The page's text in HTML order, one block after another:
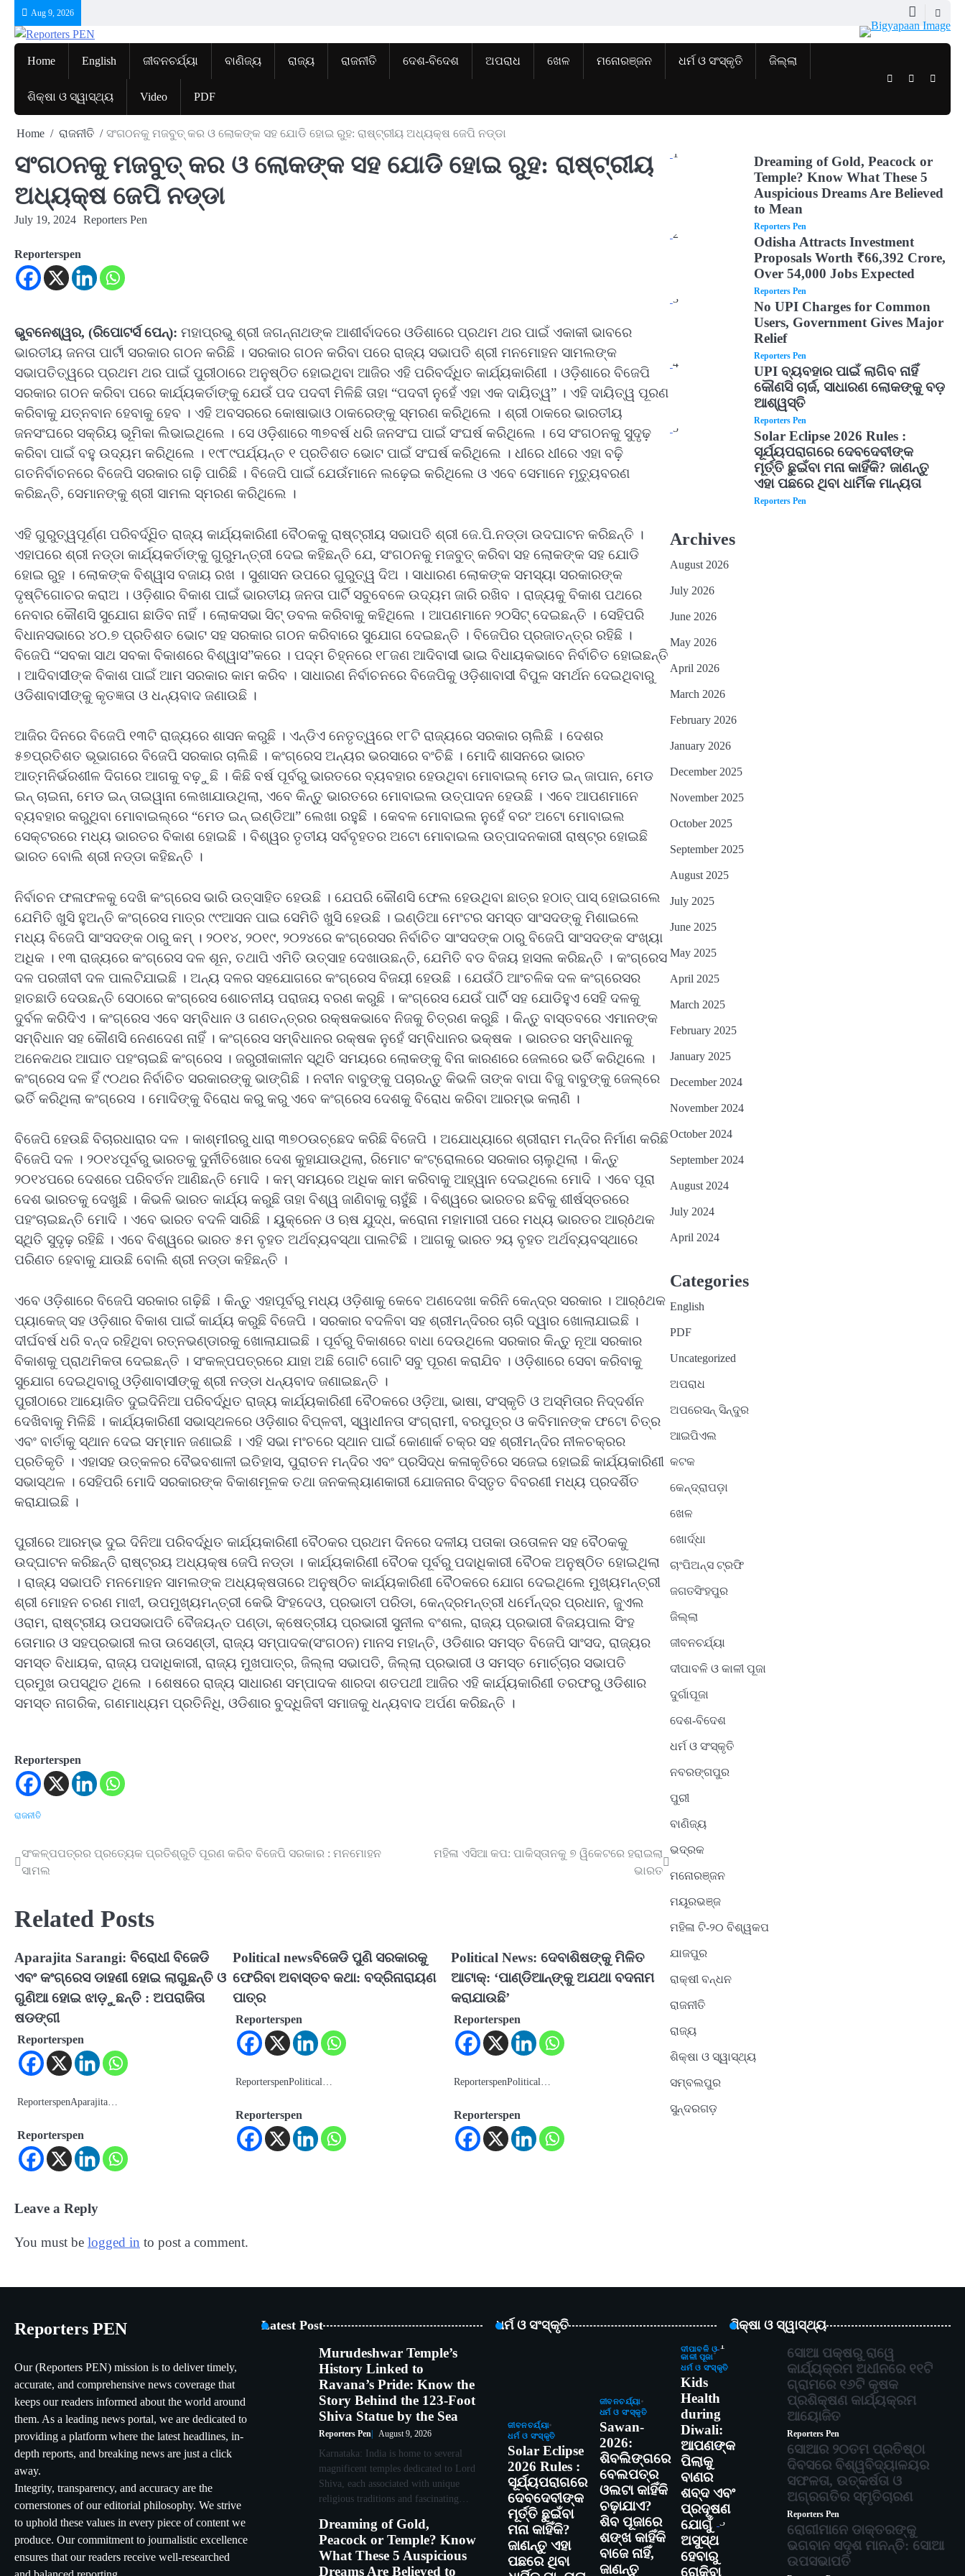
content
Aug 9, 2026
Home English ଜୀବନଚର୍ଯ୍ୟା ବାଣିଜ୍ୟ ରାଜ୍ୟ ରାଜନୀତି ଦେଶ-ବିଦେଶ ଅପରାଧ ଖେଳ ମନୋରଞ୍ଜନ ଧର୍ମ ଓ ସଂସ୍କୃତି ଜିଲ୍ଲା
ଶିକ୍ଷା ଓ ସ୍ୱାସ୍ଥ୍ୟ Video PDF
TwitterFacebook
Home ରାଜନୀତି ସଂଗଠନକୁ ମଜବୁତ୍ କର ଓ ଲୋକଙ୍କ ସହ ଯୋଡି ହୋଇ ରୁହ: ରାଷ୍ଟ୍ରୀୟ ଅଧ୍ୟକ୍ଷ ଜେପି ନଡ୍ଡା
ସଂଗଠନକୁ ମଜବୁତ୍ କର ଓ ଲୋକଙ୍କ ସହ ଯୋଡି ହୋଇ ରୁହ: ରାଷ୍ଟ୍ରୀୟ
ଅଧ୍ୟକ୍ଷ ଜେପି ନଡ୍ଡା
July 19, 2024 Reporters Pen
Reporterspen
ଭୁବନେଶ୍ୱର, (ରିପୋଟର୍ସ ପେନ୍‌): ମହାପ୍ରଭୁ ଶ୍ରୀ ଜଗନ୍ନାଥଙ୍କ ଆଶୀର୍ବାଦରେ ଓଡିଶାରେ ପ୍ରଥମ ଥର ପାଇଁ ଏକାକୀ ଭାବରେ
ଭାରତୀୟ ଜନତା ପାର୍ଟୀ ସରକାର ଗଠନ କରିଛି । ସରକାର ଗଠନ କରିବା ପରେ ରାଜ୍ୟ ସଭାପତି ଶ୍ରୀ ମନମୋହନ ସାମଲଙ୍କ
ସଭାପତିତ୍ୱରେ ପ୍ରଥମ ଥର ପାଇଁ ପୁରୀଠାରେ ଅନୁଷ୍ଠିତ ହୋଇଥିବା ଆଜିର ଏହି ପରିବର୍ଦ୍ଧିତ କାର୍ଯ୍ୟକାରିଣୀ । ଓଡ଼ିଶାରେ ବିଜେପି
ସରକାର ଗଠନ କରିବା ପରେ କାର୍ଯ୍ୟକର୍ତାଙ୍କୁ ଯେଉଁ ପଦ ପଦବୀ ମିଳିଛି ତାହା “ପଦବୀ ନୁହେଁ ଏହା ଏକ ଦାୟିତ୍ୱ” । ଏହି ଦାୟିତ୍ୱ ପୂରଣ
କରିବାକୁ ଯତ୍ନବାନ ହେବାକୁ ହେବ । ଏହି ଅବସରରେ କୋଷାଭାଓ ଠାକରେଙ୍କୁ ସ୍ମରଣ କରିଥିଲେ । ଶ୍ରୀ ଠାକରେ ଭାରତୀୟ
ଜନସଂଘରେ ସକ୍ରିୟ ଭୂମିକା ଲିଭାଇଥିଲେ । ସେ ଓଡ଼ିଶାରେ ୩୭ବର୍ଷ ଧରି ଜନସଂଘ ପାଇଁ ସଂଘର୍ଷ କରିଥିଲେ । ସେ ସଂଗଠନକୁ ସୁଦୃଢ଼
କରିବା ପାଇଁ ବହୁ ଉଦ୍ୟମ କରିଥିଲେ । ୧୯୮୯ପର୍ଯ୍ୟନ୍ତ ୧ ପ୍ରତିଶତ ଭୋଟ ପାଇଁ ସଂଘର୍ଷ କରିଥିଲେ । ଧୀରେ ଧୀରେ ଏହା ବଢ଼ି
ଗତନିର୍ବାଚନରେ ବିଜେପି ସରକାର ଗଢ଼ି ପାରିଛି । ବିଜେପି ପାଇଁ ଯେଉଁମାନେ ଲଢ଼େଇ କରିଥିଲେ ଓ ଏବେ ସେମାନେ ମୃତ୍ୟୁବରଣ
କରିଛନ୍ତି, ସେମାନଙ୍କୁ ଶ୍ରୀ ସାମଲ ସ୍ମରଣ କରିଥିଲେ ।
ଏହି ଗୁରୁତ୍ୱପୂର୍ଣ୍ଣ ପରିବର୍ଦ୍ଧିିତ ରାଜ୍ୟ କାର୍ଯ୍ୟକାରିଣୀ ବୈଠକକୁ ରାଷ୍ଟ୍ରୀୟ ସଭାପତି ଶ୍ରୀ ଜେ.ପି.ନଡ୍ଡା ଉଦଘାଟନ କରିଛନ୍ତି ।
ଏହାପରେ ଶ୍ରୀ ନଡ୍ଡା କାର୍ଯ୍ୟକର୍ତାଙ୍କୁ ଗୁରୁମନ୍ତ୍ରୀ ଦେଇ କହିଛନ୍ତି ଯେ, ସଂଗଠନକୁ ମଜବୁତ୍ କରିବା ସହ ଲୋକଙ୍କ ସହ ଯୋଡି
ହୋଇ ରୁହ । ଲୋକଙ୍କ ବିଶ୍ୱାସ ବଜାୟ ରଖ । ସୁଶାସନ ଉପରେ ଗୁରୁତ୍ୱ ଦିଅ । ସାଧାରଣ ଲୋକଙ୍କ ସମସ୍ୟା ସରକାରଙ୍କ
ଦୃଷ୍ଟିଗୋଚର କରାଅ । ଓଡ଼ିଶାର ବିକାଶ ପାଇଁ ଭାରତୀୟ ଜନତା ପାର୍ଟି ସବୁବେଳେ ଉଦ୍ୟମ ଜାରି ରଖିବ । ରାଜ୍ୟକୁ ବିକାଶ ପଥରେ
ନେବାର କୌଣସି ସୁଯୋଗ ଛାଡିବ ନାହିଁ । ଲୋକସଭା ସିଟ୍ ଡବଲ କରିବାକୁ କହିଥିଲେ । ଆପଣମାନେ ୨୦ସିଟ୍ ଦେଇଛନ୍ତି । ସେହିପରି
ବିଧାନସଭାରେ ୪୦.୭ ପ୍ରତିଶତ ଭୋଟ ସହ ସରକାର ଗଠନ କରିବାରେ ସୁଯୋଗ ଦେଇଛନ୍ତି । ବିଜେପିର ପ୍ରଜାତନ୍ତ୍ର ରହିଛି ।
ବିଜେପି “ସବକା ସାଥ ସବକା ବିକାଶରେ ବିଶ୍ୱାସ”କରେ । ପଦ୍ମ ଚିହ୍ନରେ ୧୮ଜଣ ଆଦିବାସୀ ଭାଇ ବିଧାୟକଭାବେ ନିର୍ବାଚିତ ହୋଇଛନ୍ତି
। ଆଦିବାସୀଙ୍କ ବିକାଶ ପାଇଁ ଆମ ସରକାର କାମ କରିବ । ସାଧାରଣ ନିର୍ବାଚନରେ ବିଜେପିକୁ ଓଡ଼ିଶାବାସୀ ବିପୁଳ ସମର୍ଥନ ଦେଇଥିବାରୁ
ଓଡିଶାବାସୀଙ୍କୁ କୃତଜ୍ଞତା ଓ ଧନ୍ୟବାଦ ଜଣାଉଛି ।
ଆଜିର ଦିନରେ ବିଜେପି ୧୩ଟି ରାଜ୍ୟରେ ଶାସନ କରୁଛି । ଏନ୍‌ଡିଏ ନେତୃତ୍ୱରେ ୧୮ଟି ରାଜ୍ୟରେ ସରକାର ଚାଲିଛି । ଦେଶର
୫୭ପ୍ରତିଶତ ଭୂଭାଗରେ ବିଜେପି ସରକାର ଚାଲିଛି । କଂଗ୍ରେସ ଅନ୍ୟର ଭରସାରେ ବଂଚିଛି । ମୋଦି ଶାସନରେ ଭାରତ
ଆତ୍ମନିର୍ଭରଶୀଳ ଦିଗରେ ଆଗକୁ ବଢ଼ୁଛି । କିଛି ବର୍ଷ ପୂର୍ବରୁ ଭାରତରେ ବ୍ୟବହାର ହେଉଥିବା ମୋବାଇଲ୍ ମେଡ ଇନ୍ ଜାପାନ, ମେଡ
ଇନ୍ ଚାଇନା, ମେଡ ଇନ୍ ତାଇୱାନା ଲେଖାଯାଉଥିଲା, ଏବେ କିନ୍ତୁ ଭାରତରେ ମୋବାଇଲ ଉତ୍ପାଦନ ହେଉଛି । ଏବେ ଆପଣମାନେ
ବ୍ୟବହାର କରୁଥିବା ମୋବାଇଲ୍‌ରେ “ମେଡ ଇନ୍ ଇଣ୍ଡିଆ” ଲେଖା ରହୁଛି । କେବଳ ମୋବାଇଲ ନୁହେଁ ବରଂ ଅଟୋ ମୋବାଇଲ
ସେକ୍ଟରରେ ମଧ୍ୟ ଭାରତର ବିକାଶ ହୋଇଛି । ବିଶ୍ୱର ତୃତୀୟ ସର୍ବବୃହତର ଅଟୋ ମୋବାଇଲ ଉତ୍ପାଦନକାରୀ ରାଷ୍ଟ୍ର ହୋଇଛି
ଭାରତ ବୋଲି ଶ୍ରୀ ନଡ୍ଡା କହିଛନ୍ତି ।
ନିର୍ବାଚନ ଫଳାଫଳକୁ ଦେଖି କଂଗ୍ରେସ ଭାରି ଉତ୍ସାହିତ ହେଉଛି । ଯେପରି କୌଣସି ଫେଲ ହେଉଥିବା ଛାତ୍ର ହଠାତ୍ ପାସ୍ ହୋଇଗଲେ
ଯେମିତି ଖୁସି ହୁଅନ୍ତି କଂଗ୍ରେସ ମାତ୍ର ୯୯ଆସନ ପାଇ ସେମିତି ଖୁସି ହେଉଛି । ଇଣ୍ଡିଆ ମେଂଟର ସମସ୍ତ ସାଂସଦଙ୍କୁ ମିଶାଇଲେ
ମଧ୍ୟ ବିଜେପି ସାଂସଦଙ୍କ ଠାରୁ କମ୍ । ୨୦୧୪, ୨୦୧୯, ୨୦୨୪ରେ କଂଗ୍ରେସର ନିର୍ବାଚିତ ସାଂସଦଙ୍କ ଠାରୁ ବିଜେପି ସାଂସଦଙ୍କ ସଂଖ୍ୟା
ଅଧିକ । ୧୩ ରାଜ୍ୟରେ କଂଗ୍ରେସ ଦଳ ଶୂନ, ତଥାପି ଏମିତି ଉତ୍ସାହ ଦେଖାଉଛନ୍ତି, ଯେମିତି ବଡ ବିଜୟ ହାସଲ କରିଛନ୍ତି । କଂଗ୍ରେସ
ଦଳ ପରଜୀବୀ ଦଳ ପାଲଟିଯାଇଛି । ଅନ୍ୟ ଦଳର ସହଯୋଗରେ କଂଗ୍ରେସ ବିଜୟୀ ହେଉଛି । ଯେଉଁଠି ଆଂଚଳିକ ଦଳ କଂଗ୍ରେସର
ହାତଛାଡି ଦେଉଛନ୍ତି ସେଠାରେ କଂଗ୍ରେସ ଶୋଚନୀୟ ପରାଜୟ ବରଣ କରୁଛି । କଂଗ୍ରେସ ଯେଉଁ ପାର୍ଟି ସହ ଯୋଡିହୁଏ ସେହି ଦଳକୁ
ଦୁର୍ବଳ କରିଦିଏ । କଂଗ୍ରେସ ଏବେ ସମ୍ବିଧାନ ଓ ଗଣତନ୍ତ୍ରର ରକ୍ଷକଭାବେ ନିଜକୁ ଚିତ୍ରଣ କରୁଛି । କିନ୍ତୁ ବାସ୍ତବରେ ଏମାନଙ୍କ
ସମ୍ବିଧାନ ସହ କୌଣସି ନେଣଦେଣ ନାହିଁ । କଂଗ୍ରେସ ସମ୍ବିଧାନର ରକ୍ଷକ ନୁହେଁ ସମ୍ବିଧାନର ଭକ୍ଷକ । ଭାରତର ସମ୍ବିଧାନକୁ
ଅନେକଥର ଆଘାତ ପହଂଚାଇଛି କଂଗ୍ରେସ । ଜରୁରୀକାଳୀନ ସ୍ଥିତି ସମୟରେ ଲୋକଙ୍କୁ ବିନା କାରଣରେ ଜେଲରେ ଭର୍ତି କରିଥିଲେ ।
କଂଗ୍ରେସ ଦଳ ହିଁ ୯୦ଥର ନିର୍ବାଚିତ ସରକାରଙ୍କୁ ଭାଙ୍ଗିଛି । ନବୀନ ବାବୁଙ୍କୁ ପଚାରନ୍ତୁ କିଭଳି ତାଙ୍କ ବାପା ବିଜୁ ବାବୁଙ୍କୁ ଜେଲ୍‌ରେ
ଭର୍ତି କରିଥିଲା କଂଗ୍ରେସ । ମୋଦିଙ୍କୁ ବିରୋଧ କରୁ କରୁ ଏବେ କଂଗ୍ରେସ ଦେଶକୁ ବିରୋଧ କରିବା ଆରମ୍ଭ କଲାଣି ।
ବିଜେପି ହେଉଛି ବିଚାରଧାରାର ଦଳ । କାଶ୍ମୀରରୁ ଧାରା ୩୭୦ଉଚ୍ଛେଦ କରିଛି ବିଜେପି । ଅଯୋଧ୍ୟାରେ ଶ୍ରୀରାମ ମନ୍ଦିର ନିର୍ମାଣ କରିଛି
ବିଜେପି ଦଳ । ୨୦୧୪ପୂର୍ବରୁ ଭାରତକୁ ଦୁର୍ନୀତିଖୋର ଦେଶ କୁହାଯାଉଥିଲା, ରିମୋଟ କଂଟ୍ରୋଲରେ ସରକାର ଚାଲୁଥିଲା । କିନ୍ତୁ
୨୦୧୪ପରେ ଦେଶରେ ପରିବର୍ତନ ଆଣିଛନ୍ତି ମୋଦି । କମ୍ ସମୟରେ ଅଧିକ କାମ କରିବାକୁ ଆହ୍ୱାନ ଦେଇଥିଲେ ମୋଦି । ଏବେ ପୂରା
ଦେଶ ଭାରତକୁ ଦେଖୁଛି । କିଭଳି ଭାରତ କାର୍ଯ୍ୟ କରୁଛି ତାହା ବିଶ୍ୱ ଜାଣିବାକୁ ଚାହୁଁଛି । ବିଶ୍ୱରେ ଭାରତର ଛବିକୁ ଶୀର୍ଷସ୍ତରରେ
ପହଂଚାଇଛନ୍ତି ମୋଦି । ଏବେ ଭାରତ ବଦଳି ସାରିଛି । ୟୁକ୍ରେନ ଓ ଋଷ ଯୁଦ୍ଧ, କରୋନା ମହାମାରୀ ପରେ ମଧ୍ୟ ଭାରତର ଆର୍ôଥକ
ସ୍ଥିତି ସୁଦୃଢ଼ ରହିଛି । ଏବେ ବିଶ୍ୱରେ ଭାରତ ୫ମ ବୃହତ ଅର୍ଥବ୍ୟବସ୍ଥା ପାଲଟିଛି । ଆଗକୁ ଭାରତ ୨ୟ ବୃହତ ଅର୍ଥବ୍ୟବସ୍ଥାରେ
ପରିଣତ ହେବାକୁ ଯାଉଛି ବୋଲି ଶ୍ରୀ ନଡ୍ଡା କହିଛନ୍ତି ।
ଏବେ ଓଡ଼ିଶାରେ ବିଜେପି ସରକାର ଗଢ଼ିଛି । କିନ୍ତୁ ଏହାପୂର୍ବରୁ ମଧ୍ୟ ଓଡ଼ିଶାକୁ କେବେ ଅଣଦେଖା କରିନି କେନ୍ଦ୍ର ସରକାର । ଆର୍ôଥକ
ପ୍ୟାକେଜ୍ ସହ ଓଡ଼ିଶାର ବିକାଶ ପାଇଁ କାର୍ଯ୍ୟ କରୁଛି ବିଜେପି । ସରକାର ବଦଳିବା ସହ ଶ୍ରୀମନ୍ଦିରର ଚାରି ଦ୍ୱାର ଖୋଲାଯାଇଛି ।
ଦୀର୍ଘବର୍ଷ ଧରି ବନ୍ଦ ରହିଥିବା ରତ୍ନଭଣ୍ଡାରକୁ ଖୋଲାଯାଇଛି । ପୂର୍ବରୁ ବିକାଶରେ ବାଧା ଦେଉଥିଲେ ସରକାର କିନ୍ତୁ ନୂଆ ସରକାର
ବିକାଶକୁ ପ୍ରାଥମିକତା ଦେଇଛନ୍ତି । ସଂକଳ୍ପପତ୍ରରେ ଯାହା ଅଛି ଗୋଟି ଗୋଟି ସବୁ ପୂରଣ କରାଯିବ । ଓଡ଼ିଶାରେ ସେବା କରିବାକୁ
ସୁଯୋଗ ଦେଇଥିବାରୁ ଓଡ଼ିଶାବାସୀଙ୍କୁ ଶ୍ରୀ ନଡ୍ଡା ଧନ୍ୟବାଦ ଜଣାଇଛନ୍ତି ।
ପୁରୀଠାରେ ଆୟୋଜିତ ଦୁଇଦିନିଆ ପରିବର୍ଦ୍ଧିତ ରାଜ୍ୟ କାର୍ଯ୍ୟକାରିଣୀ ବୈଠକରେ ଓଡ଼ିଆ, ଭାଷା, ସଂସ୍କୃତି ଓ ଅସ୍ମିତାର ନିଦ୍ଦର୍ଶନ
ଦେଖିବାକୁ ମିଳିଛି । କାର୍ଯ୍ୟକାରିଣୀ ସଭାସ୍ଥଳରେ ଓଡ଼ିଶାର ବିପ୍ଳବୀ, ସ୍ୱାଧୀନତା ସଂଗ୍ରାମୀ, ବରପୁତ୍ର ଓ କବିମାନଙ୍କ ଫଟୋ ଚିତ୍ର
ଏବଂ ବାର୍ତାକୁ ସ୍ଥାନ ଦେଇ ସମ୍ମାନ ଜଣାଇଛି । ଏହି ସଭା ମଂଚରେ ସ୍ଥାନ ପାଇଁ କୋଣାର୍କ ଚକ୍ର ସହ ଶ୍ରୀମନ୍ଦିର ନୀଳଚକ୍ରର
ପ୍ରତିକୃତି । ଏହାସହ ଉତ୍କଳର ବୈଭବଶାଳୀ ଇତିହାସ, ପୁରାତନ ମନ୍ଦିର ଏବଂ ପ୍ରସିଦ୍ଧ କଳାକୃତିରେ ସଜେଇ ହୋଇଛି କାର୍ଯ୍ୟକାରିଣୀ
ସଭାସ୍ଥଳ । ସେହିପରି ମୋଦି ସରକାରଙ୍କ ବିକାଶମୂଳକ ତଥା ଜନକଲ୍ୟାଣକାରୀ ଯୋଜନାର ବିସ୍ତୃତ ବିବରଣୀ ମଧ୍ୟ ପ୍ରଦର୍ଶିତ
କରାଯାଇଛି ।
ପୁରୀରେ ଆରମ୍ଭ ଦୁଇ ଦିନିଆ ପରିବର୍ଦ୍ଧିତ କାର୍ଯ୍ୟକାରିଣୀ ବୈଠକର ପ୍ରଥମ ଦିନରେ ଦଳୀୟ ପତାକା ଉତୋଳନ ସହ ବୈଠକକୁ
ଉଦ୍‌ଘାଟନ କରିଛନ୍ତି ରାଷ୍ଟ୍ରୟ ଅଧ୍ୟକ୍ଷ ଜେପି ନଡ୍ଡା । କାର୍ଯ୍ୟକାରିଣୀ ବୈଠକ ପୂର୍ବରୁ ପଦାଧିକାରୀ ବୈଠକ ଅନୁଷ୍ଠିତ ହୋଇଥିଲା
। ରାଜ୍ୟ ସଭାପତି ମନମୋହନ ସାମଲଙ୍କ ଅଧ୍ୟକ୍ଷତାରେ ଅନୁଷ୍ଠିତ କାର୍ଯ୍ୟକାରିଣୀ ବୈଠକରେ ଯୋଗ ଦେଇଥିଲେ ମୁଖ୍ୟମନ୍ତ୍ରୀ
ଶ୍ରୀ ମୋହନ ଚରଣ ମାଝୀ, ଉପମୁଖ୍ୟମନ୍ତ୍ରୀ କେଭି ସିଂହଦେଓ, ପ୍ରଭାତୀ ପରିଡା, କେନ୍ଦ୍ରମନ୍ତ୍ରୀ ଧର୍ମେନ୍ଦ୍ର ପ୍ରଧାନ, ଜୁଏଲ
ଓରାମ, ରାଷ୍ଟ୍ରୀୟ ଉପସଭାପତି ବୈଜୟନ୍ତ ପଣ୍ଡା, କ୍ଷେତ୍ରୀୟ ପ୍ରଭାରୀ ସୁନୀଲ ବଂଶଲ, ରାଜ୍ୟ ପ୍ରଭାରୀ ବିଜୟପାଲ ସିଂହ
ତୋମାର ଓ ସହପ୍ରଭାରୀ ଲତା ଉସେଣ୍ଡୀ, ରାଜ୍ୟ ସମ୍ପାଦକ(ସଂଗଠନ) ମାନସ ମହାନ୍ତି, ଓଡିଶାର ସମସ୍ତ ବିଜେପି ସାଂସଦ, ରାଜ୍ୟର
ସମସ୍ତ ବିଧାୟକ, ରାଜ୍ୟ ପଦାଧିକାରୀ, ରାଜ୍ୟ ମୁଖପାତ୍ର, ଜିଲ୍ଲା ସଭାପତି, ଜିଲ୍ଲା ପ୍ରଭାରୀ ଓ ସମସ୍ତ ମୋର୍ଚ୍ଚାର ସଭାପତି
ପ୍ରମୁଖ ଉପସ୍ଥିତ ଥିଲେ । ଶେଷରେ ରାଜ୍ୟ ସାଧାରଣ ସମ୍ପାଦକ ଶାରଦା ଶତପଥୀ ଆଜିର ଏହି କାର୍ଯ୍ୟକାରିଣୀ ତରଫରୁ ଓଡିଶାର
ସମସ୍ତ ନାଗରିକ, ଗଣମାଧ୍ୟମ ପ୍ରତିନିଧି, ଓଡିଶାର ବୁଦ୍ଧିଜିବୀ ସମାଜକୁ ଧନ୍ୟବାଦ ଅର୍ପଣ କରିଛନ୍ତି ।
Reporterspen
ରାଜନୀତି
Post
ସଂକଳ୍ପପତ୍ରର ପ୍ରତ୍ୟେକ ପ୍ରତିଶ୍ରୁତି ପୂରଣ କରିବ ବିଜେପି ସରକାର : ମନମୋହନ
ସାମଲ
ମହିଳା ଏସିଆ କପ: ପାକିସ୍ତାନକୁ ୭ ୱିକେଟରେ ହରାଇଲା
ଭାରତ
Related Posts
Aparajita Sarangi: ବିରୋଧୀ ବିଜେଡି
ଏବଂ କଂଗ୍ରେସ ଡାହଣୀ ହୋଇ ଲାଗୁଛନ୍ତି ଓ
ଗୁଣିଆ ହୋଇ ଝାଡ଼ୁଛନ୍ତି : ଅପରାଜିତା
ଷଡଙ୍ଗୀ
Reporterspen
ReporterspenAparajita…
Reporterspen
Political newsବିଜେଡି ପୁଣି ସରକାରକୁ
ଫେରିବା ଅବାସ୍ତବ କଥା: ବଦ୍ରିନାରାୟଣ
ପାତ୍ର
Reporterspen
ReporterspenPolitical…
Reporterspen
Political News: ଦେବାଶିଷଙ୍କୁ ମିଳିତ
ଆଟାକ୍‌: ‘ପାଣ୍ଡିଆନ୍‌ଙ୍କୁ ଅଯଥା ବଦନାମ
କରାଯାଉଛି’
Reporterspen
ReporterspenPolitical…
Reporterspen
Leave a Reply
You must be logged in to post a comment.
1
Dreaming of Gold, Peacock or
Temple? Know What These 5
Auspicious Dreams Are Believed
to Mean
Reporters Pen
2
Odisha Attracts Investment
Proposals Worth ₹66,392 Crore,
Over 54,000 Jobs Expected
Reporters Pen
3
No UPI Charges for Common
Users, Government Gives Major
Relief
Reporters Pen
4
UPI ବ୍ୟବହାର ପାଇଁ ଲାଗିବ ନାହିଁ
କୌଣସି ଚାର୍ଜ, ସାଧାରଣ ଲୋକଙ୍କୁ ବଡ଼
ଆଶ୍ୱସ୍ତି
Reporters Pen
5
Solar Eclipse 2026 Rules :
ସୂର୍ଯ୍ୟପରାଗରେ ଦେବଦେବୀଙ୍କ
ମୂର୍ତ୍ତି ଛୁଇଁବା ମନା କାହିଁକି? ଜାଣନ୍ତୁ
ଏହା ପଛରେ ଥିବା ଧାର୍ମିକ ମାନ୍ୟତା
Reporters Pen
Archives
August 2026
July 2026
June 2026
May 2026
April 2026
March 2026
February 2026
January 2026
December 2025
November 2025
October 2025
September 2025
August 2025
July 2025
June 2025
May 2025
April 2025
March 2025
February 2025
January 2025
December 2024
November 2024
October 2024
September 2024
August 2024
July 2024
April 2024
Categories
English
PDF
Uncategorized
ଅପରାଧ
ଅପରେସନ୍ ସିନ୍ଦୁର
ଆଇପିଏଲ
କଟକ
କେନ୍ଦ୍ରାପଡ଼ା
ଖେଳ
ଖୋର୍ଦ୍ଧା
ଚାଂପିଅନ୍ସ ଟ୍ରଫି
ଜଗତସିଂହପୁର
ଜିଲ୍ଲା
ଜୀବନଚର୍ଯ୍ୟା
ଦୀପାବଳି ଓ କାଳୀ ପୂଜା
ଦୁର୍ଗାପୂଜା
ଦେଶ-ବିଦେଶ
ଧର୍ମ ଓ ସଂସ୍କୃତି
ନବରଙ୍ଗପୁର
ପୁରୀ
ବାଣିଜ୍ୟ
ଭଦ୍ରକ
ମନୋରଞ୍ଜନ
ମୟୂରଭଞ୍ଜ
ମହିଳା ଟି-୨୦ ବିଶ୍ୱକପ
ଯାଜପୁର
ରାକ୍ଷୀ ବନ୍ଧନ
ରାଜନୀତି
ରାଜ୍ୟ
ଶିକ୍ଷା ଓ ସ୍ୱାସ୍ଥ୍ୟ
ସମ୍ବଲପୁର
ସୁନ୍ଦରଗଡ଼
Reporters PEN
Our (Reporters PEN) mission is to deliver timely,
accurate, and comprehensive news coverage that
keeps our readers informed about the world around
them. As a leading news portal, we are dedicated to
providing a platform where the latest headlines, in-
depth reports, and breaking news are just a click
away.
Integrity, transparency, and accuracy are the
cornerstones of our editorial philosophy. We strive
to uphold these values in every piece of content we
produce. Our commitment to journalistic excellence
ensures that our readers receive well-researched
Latest Post
Murudeshwar Temple’s
History Linked to
Ravana’s Pride: Know the
Story Behind the 123-Foot
Shiva Statue by the Sea
Reporters Pen August 9, 2026
Karnataka: India is home to several
magnificent temples dedicated to Lord
Shiva, each associated with unique
religious traditions and fascinating…
Dreaming of Gold,
Peacock or Temple? Know
What These 5 Auspicious
Dreams Are Believed to
ଧର୍ମ ଓ ସଂସ୍କୃତି
ଜୀବନଚର୍ଯ୍ୟା
ଧର୍ମ ଓ ସଂସ୍କୃତି
Solar Eclipse
2026 Rules :
ସୂର୍ଯ୍ୟପରାଗରେ
ଦେବଦେବୀଙ୍କ
ମୂର୍ତ୍ତି ଛୁଇଁବା
ମନା କାହିଁକି?
ଜାଣନ୍ତୁ ଏହା
ପଛରେ ଥିବା
ଜୀବନଚର୍ଯ୍ୟା
ଧର୍ମ ଓ ସଂସ୍କୃତି
Sawan-
2026:
ଶିବଲିଙ୍ଗରେ
ବେଲପତ୍ର
ଓଲଟା କାହିଁକି
ଚଢ଼ାଯାଏ?
ଶିବ ପୂଜାରେ
ଶଙ୍ଖ କାହିଁକି
ବାଜେ ନାହିଁ,
ଜାଣନ୍ତୁ
ଦୀପାବଳି ଓ
କାଳୀ ପୂଜା
ଧର୍ମ ଓ ସଂସ୍କୃତି
Kids
Health
during
Diwali:
ଆପଣଙ୍କ
ପିଲାକୁ
ବାଣର
ଶବ୍ଦ ଏବଂ
ପ୍ରଦୂଷଣ
ଯୋଗୁଁ
ଅସୁସ୍ଥ
ହେବାରୁ
ରୋକିବା
ଶିକ୍ଷା ଓ ସ୍ୱାସ୍ଥ୍ୟ
1
ସୋଆ ପକ୍ଷରୁ ରାୱେ
କାର୍ଯ୍ୟକ୍ରମ ଅଧୀନରେ ୧୧ଟି
ଗ୍ରାମରେ ୧୬ଟି କୃଷକ
ପ୍ରଶିକ୍ଷଣ କାର୍ଯ୍ୟକ୍ରମ
ଆୟୋଜିତ
Reporters Pen
2
ସୋଆର ୨୦ତମ ପ୍ରତିଷ୍ଠା
ଦିବସରେ ବିଶ୍ୱବିଦ୍ୟାଳୟର
ସଫଳତା, ଉତ୍କର୍ଷତା ଓ
ଅଗ୍ରଗତିର ସ୍ମୃତିଚାରଣ
Reporters Pen
3
ରୋଗୀମାନେ ଡାକ୍ତରଙ୍କୁ
ଭଗବାନ ସଦୃଶ ମାନନ୍ତି: ସୋଆ
ଉପସଭାପତି